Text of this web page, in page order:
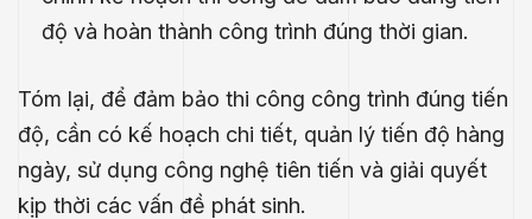
độ và hoàn thành công trình đúng thời gian.
Tóm lại, để đảm bảo thi công công trình đúng tiến
độ, cần có kế hoạch chi tiết, quản lý tiến độ hàng
ngày, sử dụng công nghệ tiên tiến và giải quyết
kịp thời các vấn đề phát sinh.